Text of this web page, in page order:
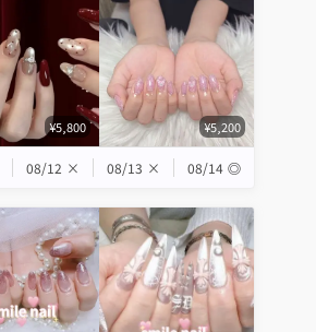
¥5,800 ¥5,200
08/12 × 08/13 × 08/14 ◎